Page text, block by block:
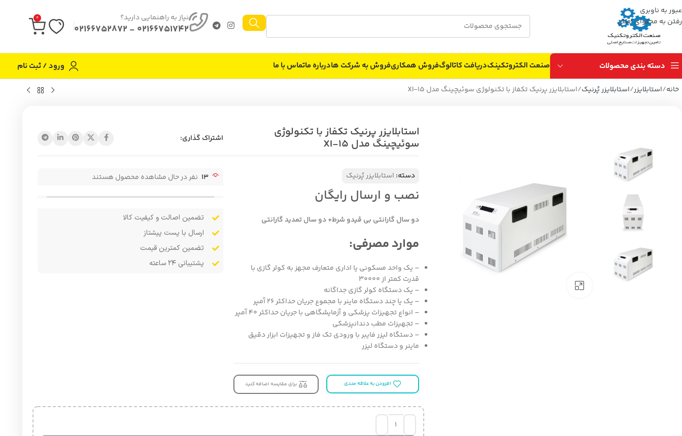
عبور به ناوبری
رفتن به محتوای اصلی
نیاز به راهنمایی دارید؟
02166751742 - 02166752872
0
دسته بندی محصولات صنعت الکتروتکینکدریافت کاتالوگفروش همکاریفروش به شركت هادرباره ماتماس با ما ورود / ثبت نام
خانه استابلایزر استابلایزر پُرنیک استابلایزر پرنیک تکفاز با تکنولوژی سوئیچینگ مدل XI-15
استابلایزر پرنیک تکفاز با تکنولوژی
سوئیچینگ مدل XI-15 اشتراک گذاری:
دسته: استابلایزر پُرنیک
نصب و ارسال رایگان
دو سال گارانتی بی قیدو شرط+ دو سال تمدید گارانتی
موارد مصرفی:
– یک واحد مسکونی یا اداری متعارف مجهز به کولر گازی با
قدرت کمتر از ۳۰۰۰۰
– یک دستگاه کولر گازی جداگانه
– یک یا چند دستگاه ماینر با مجموع جریان حداکثر ۲۶ آمپر
– انواع تجهیزات پزشکی و آزمایشگاهی با جریان حداکثر ۴۰ آمپر
– تجهیزات مطب دندانپزشکی
– دستگاه لیزر فایبر با ورودی تک فاز و تجهیزات ابزار دقیق​
ماینر و دستگاه لیزر
افزودن به علاقه مندی برای مقایسه اضافه کنید
13 نفر در حال مشاهده محصول هستند
تضمین اصالت و کیفیت کالا
ارسال با پست پیشتاز
تضمین کمترین قیمت
پشتیبانی ۲۴ ساعته